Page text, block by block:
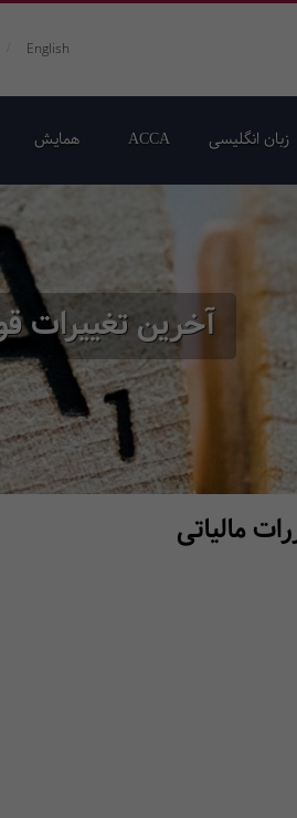
English
زبان انگلیسی ACCA همایش‌
آخرین تغییرات
مالیاتی